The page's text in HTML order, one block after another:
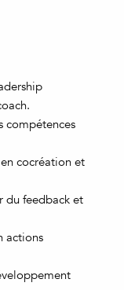
compétences
cocréation et
du feedback et
actions